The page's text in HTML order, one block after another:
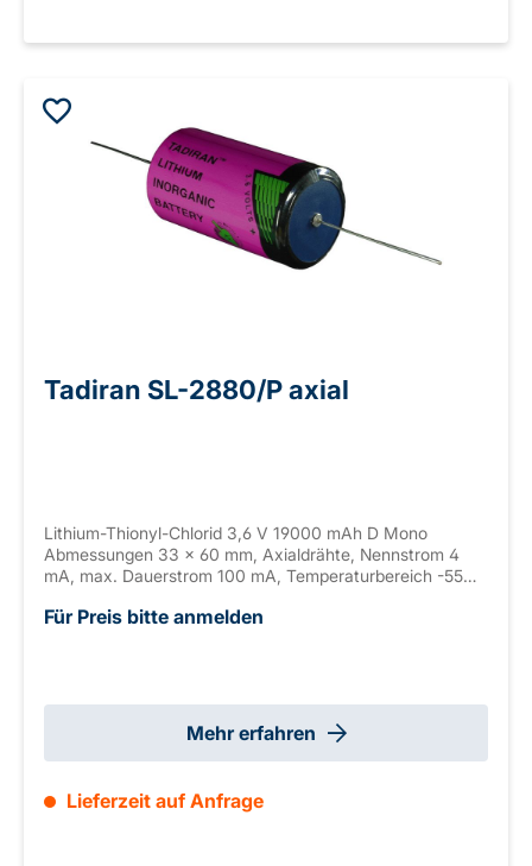
Tadiran SL-2880/P axial
Lithium-Thionyl-Chlorid 3,6 V 19000 mAh D Mono
Abmessungen 33 x 60 mm, Axialdrähte, Nennstrom 4
mA, max. Dauerstrom 100 mA, Temperaturbereich -55
Für Preis bitte anmelden
Mehr erfahren
Lieferzeit auf Anfrage